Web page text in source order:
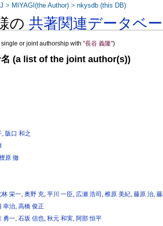
の共著関連データベ
single or joint authorship with"長谷 義隆")
名 (a list of the joint author(s))
,阪口 和之
原 徹
林 栄一 ,奥野 充 ,平川 一臣 広瀬 浩司 ,椎原 美紀 ,藤原 治 ,
幸治 ,高橋 俊正
勇一,石坂 信也,秋元 和実,阿部 恒平
> MIYAGI(the Author) >nkysdb (this DB)